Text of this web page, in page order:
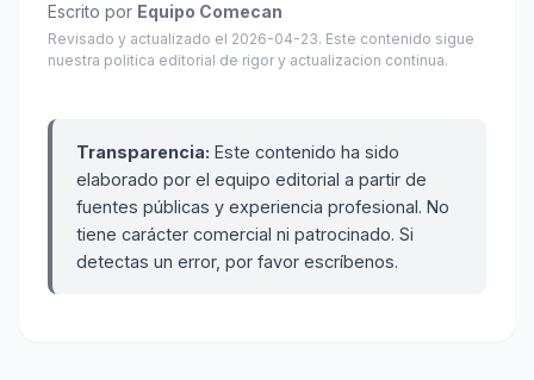
Escrito por Equipo Comecan
Revisado y actualizado el 2026-04-23. Este contenido sigue
nuestra politica editorial de rigor y actualizacion continua.
Transparencia: Este contenido ha sido
elaborado por el equipo editorial a partir de
fuentes públicas y experiencia profesional. No
tiene carácter comercial ni patrocinado. Si
detectas un error, por favor escríbenos.